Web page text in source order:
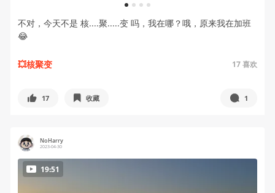
1 2 3 4
不对，今天不是 核....聚.....变 吗，我在哪？哦，原来我在加班
😂
💥核聚变 17喜欢
17 收藏 1
NoHarry
2023-04-30
19:51